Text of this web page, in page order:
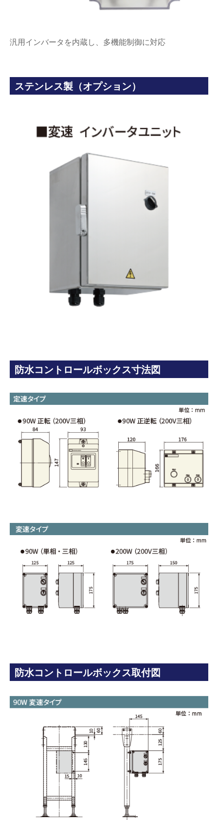
汎用インバータを内蔵し、多機能制御に対応
ステンレス製（オプション）
防水コントロールボックス寸法図
防水コントロールボックス取付図